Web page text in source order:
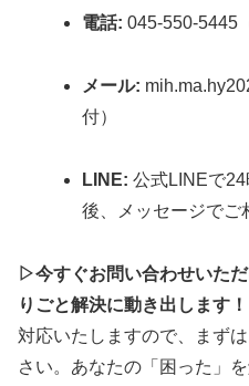
電話: 045-550-5445
メール:
付）
LINE: 公式LINEで
後、メッセージでご
▷今すぐお問い合わせいた
りごと解決に動き出します！
対応いたしますので、まず
さい。あなたの「困った」